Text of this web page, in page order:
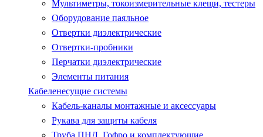
Мультиметры, токоизмерительные клещи, тестеры
Оборудование паяльное
Отвертки диэлектрические
Отвертки-пробники
Перчатки диэлектрические
Элементы питания
Кабеленесущие системы
Кабель-каналы монтажные и аксессуары
Рукава для защиты кабеля
Труба ПНД, Гофро и комплектующие